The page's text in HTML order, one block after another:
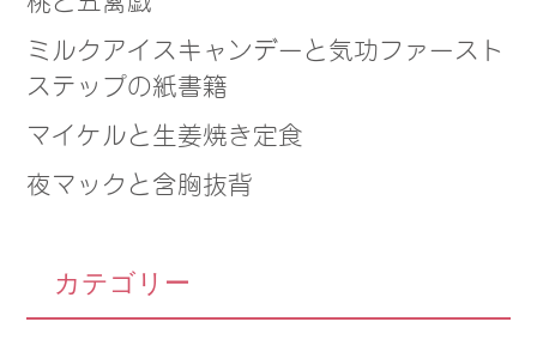
ミルクアイスキャンデーと気功ファースト
ステップの紙書籍
マイケルと生姜焼き定食
夜マックと含胸抜背
カテゴリー